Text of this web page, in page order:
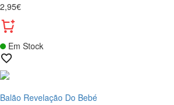
2,95€
Em Stock
Balão Revelação Do Bebé